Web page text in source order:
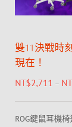
雙11決戰時
現在！
NT$2,711 –
ROG鍵鼠耳機